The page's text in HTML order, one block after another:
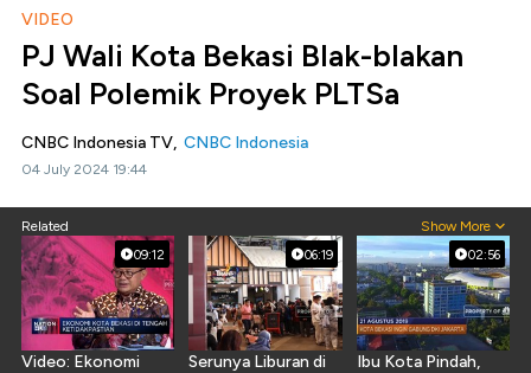
VIDEO
PJ Wali Kota Bekasi Blak-blakan
Soal Polemik Proyek PLTSa
CNBC Indonesia TV, CNBC Indonesia
04 July 2024 19:44
Related Show More
09:12
Video: Ekonomi
06:19
Serunya Liburan di
02:56
Ibu Kota Pindah,